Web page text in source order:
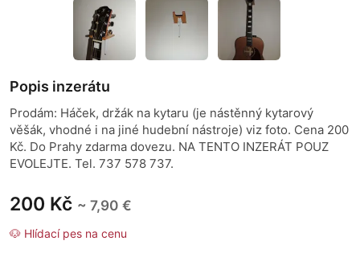
200 Kč ~ 7,90 €
🐶 Hlídací pes na cenu
Popis inzerátu
Prodám: Háček, držák na kytaru (je nástěnný kytarový
věšák, vhodné i na jiné hudební nástroje) viz foto. Cena 200
Kč. Do Prahy zdarma dovezu. NA TENTO INZERÁT POUZ
EVOLEJTE. Tel. 737 578 737.